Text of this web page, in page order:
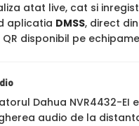
atat live, cat si
aplicatia DMSS, direct
QR disponibil pe
Dahua NVR4432-EI
audio de la